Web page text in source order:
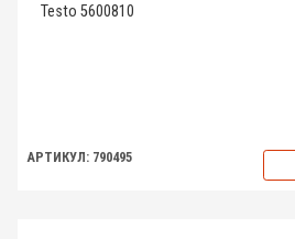
Testo 5600810
АРТИКУЛ: 790495